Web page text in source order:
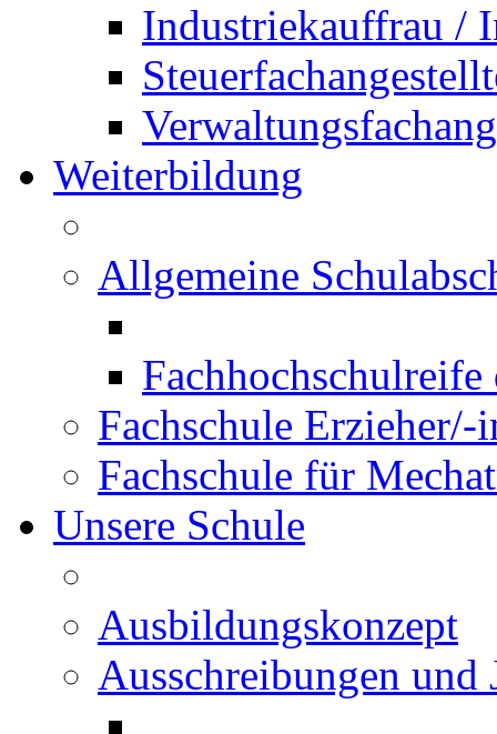
Industriekauffrau /
Weiterbildung
Allgemeine
Fachschule Erzieher/-
Fachschule für
Unsere Schule
Ausbildungskonzept
Ausschreibungen und